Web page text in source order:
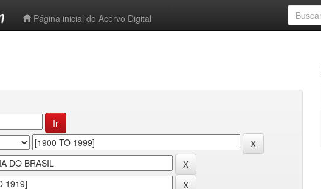
Página inicial do Acervo Digital